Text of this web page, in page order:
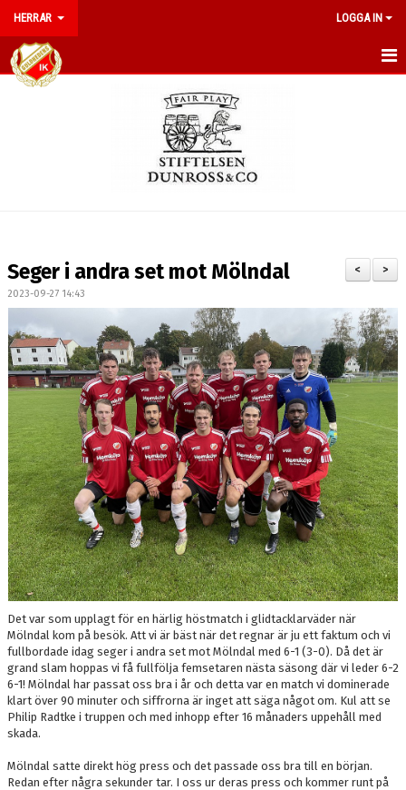
HERRAR LOGGA IN
HEM
TRUPPEN
MATCHER
KONTAKT
POÄNGLIGA 2026
STATISTIK 2026
PINNEJAKTEN 2026
>
<
Seger i andra set mot Mölndal
2023-09-27 14:43
Det var som upplagt för en härlig höstmatch i glidtacklarväder när
Mölndal kom på besök. Att vi är bäst när det regnar är ju ett faktum och vi
fullbordade idag seger i andra set mot Mölndal med 6-1 (3-0). Då det är
grand slam hoppas vi få fullfölja femsetaren nästa säsong där vi leder 6-2
6-1! Mölndal har passat oss bra i år och detta var en match vi dominerade
klart över 90 minuter och siffrorna är inget att säga något om. Kul att se
Philip Radtke i truppen och med inhopp efter 16 månaders uppehåll med
skada.
Mölndal satte direkt hög press och det passade oss bra till en början.
Redan efter några sekunder tar. I oss ur deras press och kommer runt på